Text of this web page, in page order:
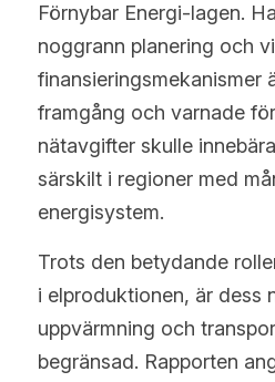
Förnybar Energi-lagen.
noggrann planering och
finansieringsmekanismer
framgång och varnade
nätavgifter skulle
särskilt i regioner med
energisystem.
Trots den betydande
i elproduktionen, är dess
uppvärmning och
begränsad. Rapporten